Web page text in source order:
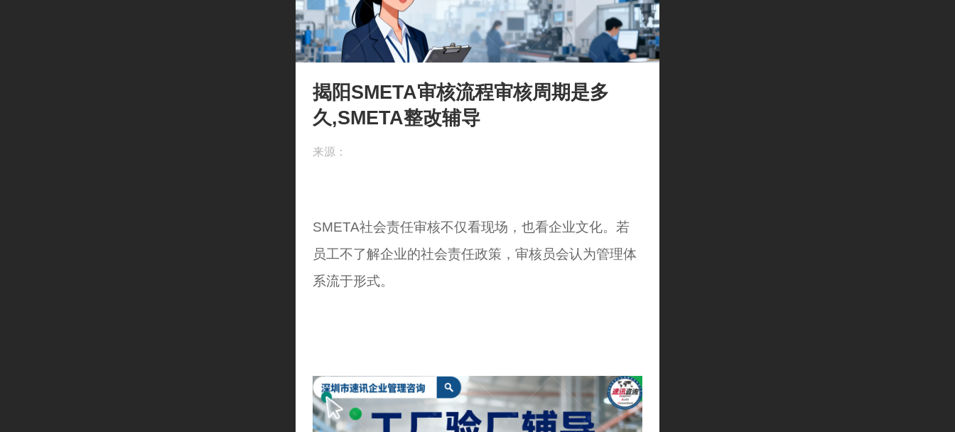
揭阳SMETA审核流程审核周期是多
久,SMETA整改辅导
来源：
SMETA社会责任审核不仅看现场，也看企业文化。若
员工不了解企业的社会责任政策，审核员会认为管理体
系流于形式。